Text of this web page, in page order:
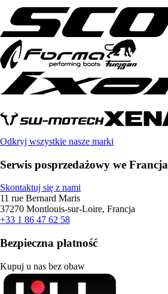
Odkryj wszystkie nasze marki
Serwis posprzedażowy we Francja
Skontaktuj się z nami
11 rue Bernard Maris
37270 Montlouis-sur-Loire, Francja
+33 1 86 47 62 58
Bezpieczna płatność
Kupuj u nas bez obaw